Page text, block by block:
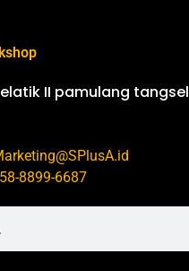
II pamulang tangsel
8899-6687